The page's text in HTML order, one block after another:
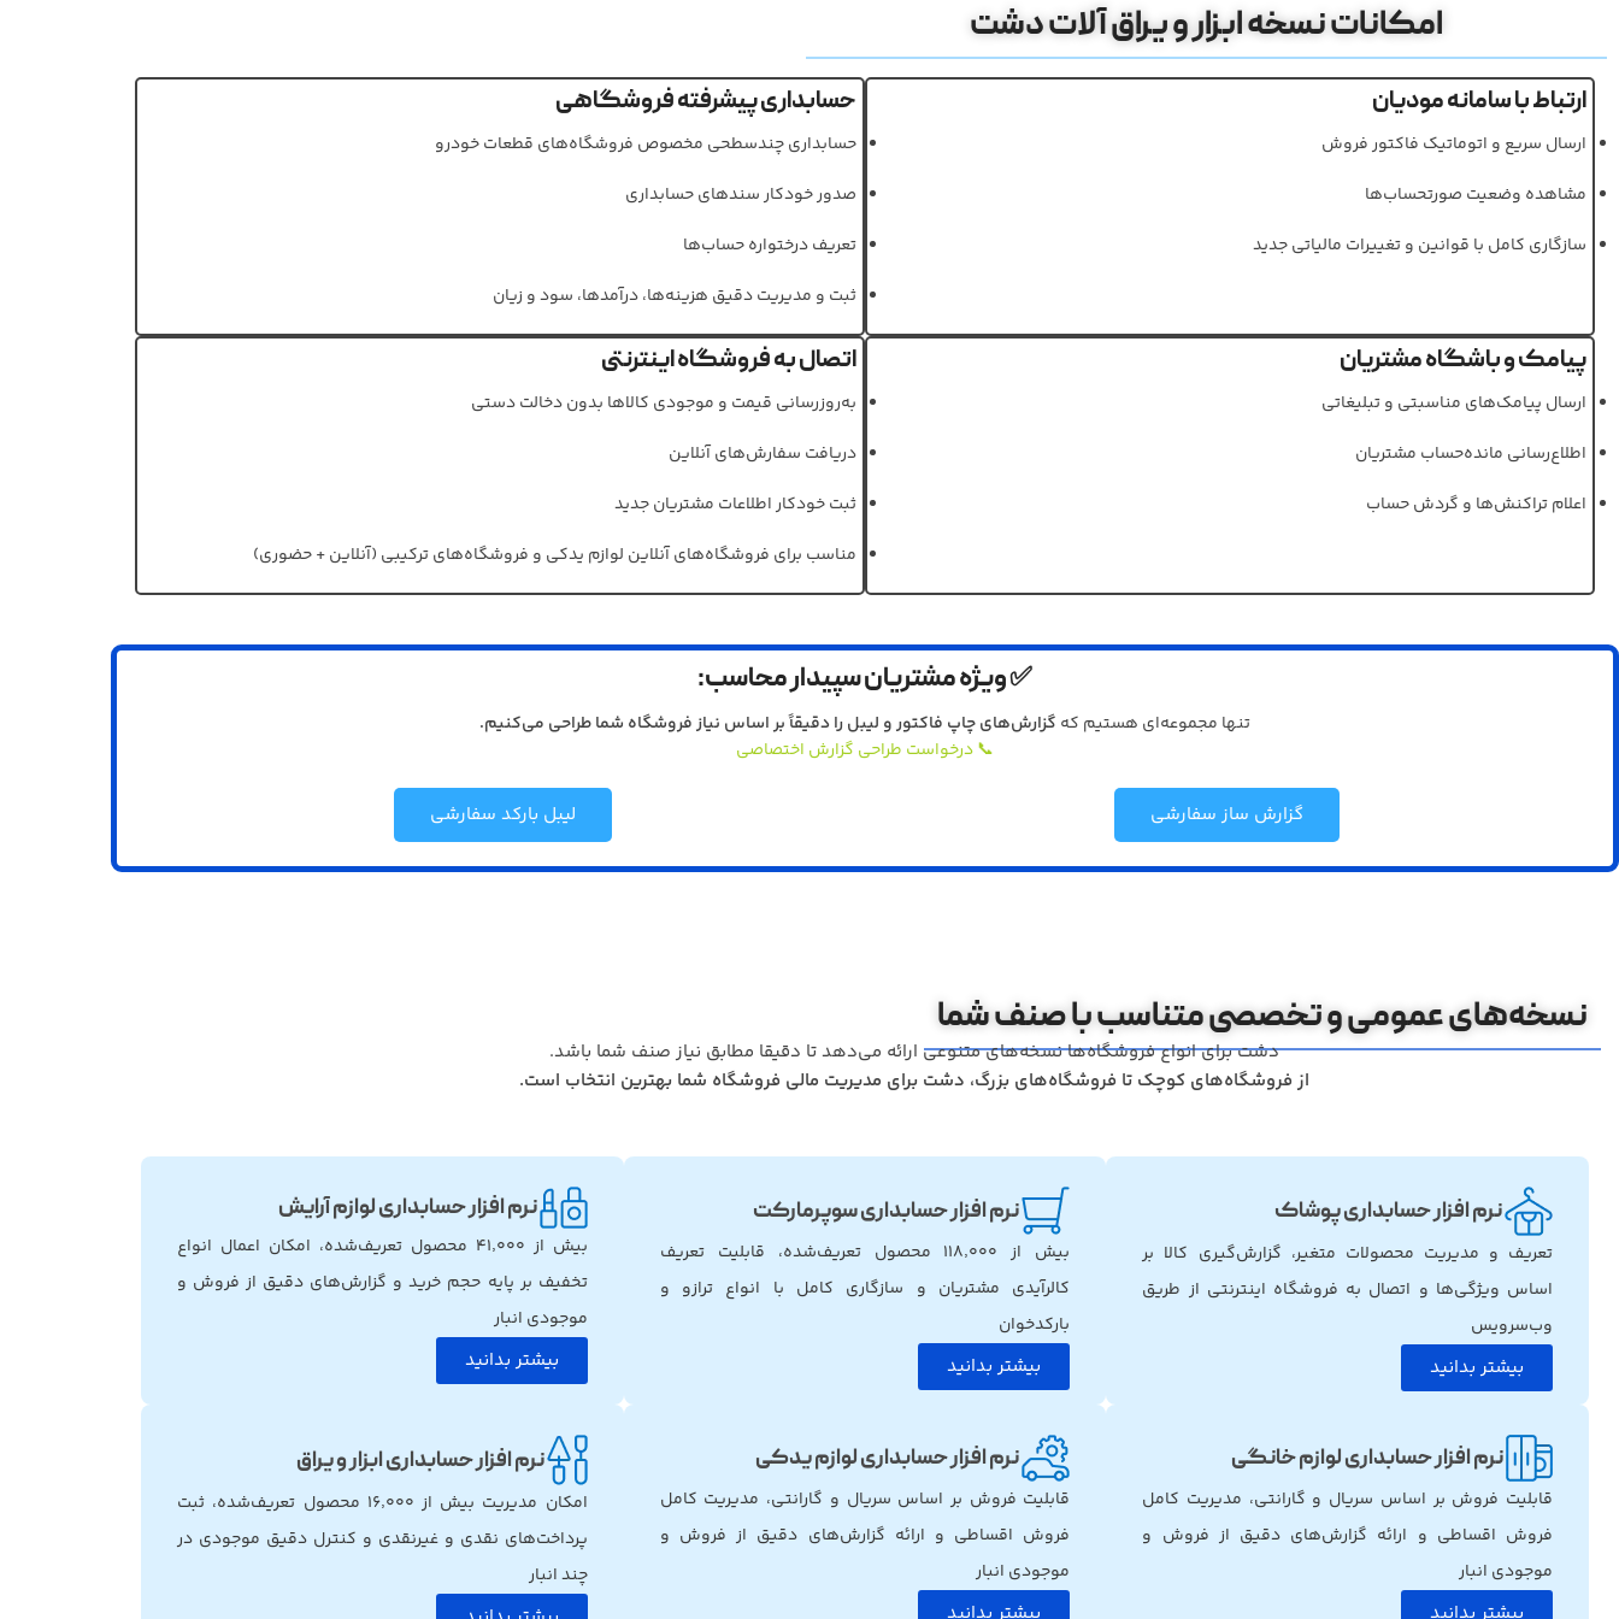
امکانات نسخه ابزار و یراق آلات دشت
ارتباط با سامانه مودیان
ارسال سریع و اتوماتیک فاکتور فروش
مشاهده وضعیت صورتحساب‌ها
سازگاری کامل با قوانین و تغییرات مالیاتی جدید
حسابداری پیشرفته فروشگاهی
حسابداری چندسطحی مخصوص فروشگاه‌های قطعات خودرو
صدور خودکار سندهای حسابداری
تعریف درختواره حساب‌ها
ثبت و مدیریت دقیق هزینه‌ها، درآمدها، سود و زیان
پیامک و باشگاه مشتریان
ارسال پیامک‌های مناسبتی و تبلیغاتی
اطلاع‌رسانی مانده‌حساب مشتریان
اعلام تراکنش‌ها و گردش حساب
اتصال به فروشگاه اینترنتی
به‌روزرسانی قیمت و موجودی کالاها بدون دخالت دستی
دریافت سفارش‌های آنلاین
ثبت خودکار اطلاعات مشتریان جدید
مناسب برای فروشگاه‌های آنلاین لوازم یدکی و فروشگاه‌های ترکیبی (آنلاین + حضوری)
✅ ویژه مشتریان سپیدار محاسب:
تنها مجموعه‌ای هستیم که گزارش‌های چاپ فاکتور و لیبل را دقیقاً بر اساس نیاز فروشگاه شما طراحی می‌کنیم.
📞 درخواست طراحی گزارش اختصاصی
گزارش ساز سفارشی لیبل بارکد سفارشی
نسخه‌های عمومی و تخصصی متناسب با صنف شما
دشت برای انواع فروشگاه‌ها نسخه‌های متنوعی ارائه می‌دهد تا دقیقا مطابق نیاز صنف شما باشد.
از فروشگاه‌های کوچک تا فروشگاه‌های بزرگ، دشت برای مدیریت مالی فروشگاه شما بهترین انتخاب است.
نرم افزار حسابداری پوشاک
تعریف و مدیریت محصولات متغیر، گزارش‌گیری کالا بر
اساس ویژگی‌ها و اتصال به فروشگاه اینترنتی از طریق
وب‌سرویس
بیشتر بدانید
نرم افزار حسابداری سوپرمارکت
بیش از ۱۱۸٬۰۰۰ محصول تعریف‌شده، قابلیت تعریف
کالرآیدی مشتریان و سازگاری کامل با انواع ترازو و
بارکدخوان
بیشتر بدانید
نرم افزار حسابداری لوازم آرایش
بیش از ۴۱٬۰۰۰ محصول تعریف‌شده، امکان اعمال انواع
تخفیف بر پایه حجم خرید و گزارش‌های دقیق از فروش و
موجودی انبار
بیشتر بدانید
نرم افزار حسابداری لوازم خانگی
قابلیت فروش بر اساس سریال و گارانتی، مدیریت کامل
فروش اقساطی و ارائه گزارش‌های دقیق از فروش و
موجودی انبار
نرم افزار حسابداری لوازم یدکی
قابلیت فروش بر اساس سریال و گارانتی، مدیریت کامل
فروش اقساطی و ارائه گزارش‌های دقیق از فروش و
موجودی انبار
نرم افزار حسابداری ابزار و یراق
امکان مدیریت بیش از ۱۶٬۰۰۰ محصول تعریف‌شده، ثبت
پرداخت‌های نقدی و غیرنقدی و کنترل دقیق موجودی در
چند انبار